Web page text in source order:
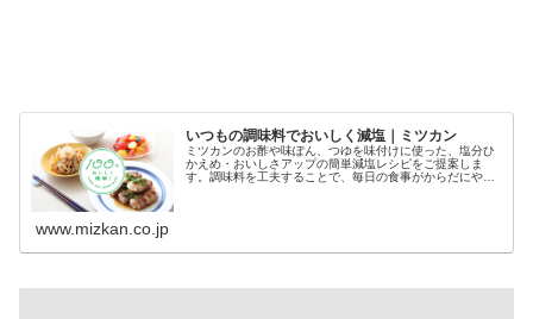
いつもの調味料でおいしく減塩｜ミツカン
ミツカンのお酢や味ぽん、つゆを味付けに使った、塩分ひ
かえめ・おいしさアップの簡単減塩レシピをご提案しま
す。調味料を工夫することで、毎日の食事がからだにやさ
www.mizkan.co.jp